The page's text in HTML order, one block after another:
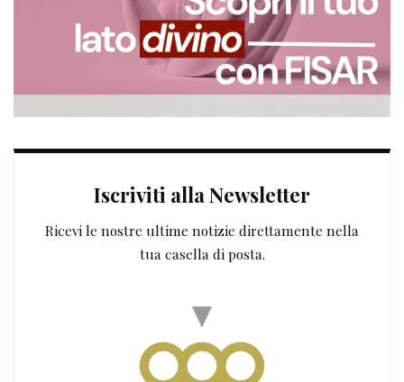
Iscriviti alla Newsletter
Ricevi le nostre ultime notizie direttamente nella
tua casella di posta.